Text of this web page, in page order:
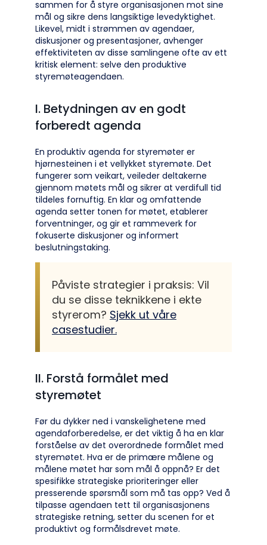
sammen for å styre organisasjonen mot sine
mål og sikre dens langsiktige levedyktighet.
Likevel, midt i strømmen av agendaer,
diskusjoner og presentasjoner, avhenger
effektiviteten av disse samlingene ofte av ett
kritisk element: selve den produktive
styremøteagendaen.
I. Betydningen av en godt
forberedt agenda
En produktiv agenda for styremøter er
hjørnesteinen i et vellykket styremøte. Det
fungerer som veikart, veileder deltakerne
gjennom møtets mål og sikrer at verdifull tid
tildeles fornuftig. En klar og omfattende
agenda setter tonen for møtet, etablerer
forventninger, og gir et rammeverk for
fokuserte diskusjoner og informert
beslutningstaking.
Påviste strategier i praksis: Vil
du se disse teknikkene i ekte
styrerom? Sjekk ut våre
casestudier.
II. Forstå formålet med
styremøtet
Før du dykker ned i vanskelighetene med
agendaforberedelse, er det viktig å ha en klar
forståelse av det overordnede formålet med
styremøtet. Hva er de primære målene og
målene møtet har som mål å oppnå? Er det
spesifikke strategiske prioriteringer eller
presserende spørsmål som må tas opp? Ved å
tilpasse agendaen tett til organisasjonens
strategiske retning, setter du scenen for et
produktivt og formålsdrevet møte.